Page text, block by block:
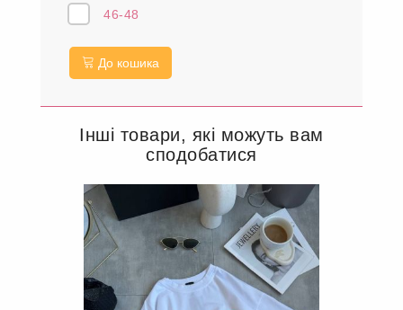
46-48
До кошика
Інші товари, які можуть вам
сподобатися